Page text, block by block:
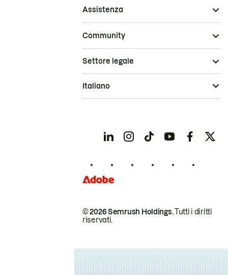
Assistenza
Community
© 2026 Semrush Holdings.Tutti i diritti
riservati.
Settore legale
Italiano